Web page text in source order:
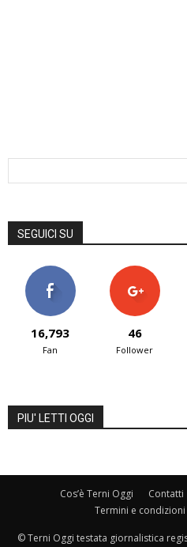
SEGUICI SU
16,793
Fan
46
Follower
PIU' LETTI OGGI
Cos’è Terni Oggi Contatti
Termini e condizioni
© Terni Oggi testata giornalistica